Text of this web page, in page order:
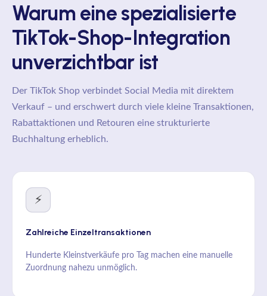
Warum eine spezialisierte
TikTok-Shop-Integration
unverzichtbar ist
Der TikTok Shop verbindet Social Media mit direktem
Verkauf – und erschwert durch viele kleine Transaktionen,
Rabattaktionen und Retouren eine strukturierte
Buchhaltung erheblich.
⚡
Zahlreiche Einzeltransaktionen
Hunderte Kleinstverkäufe pro Tag machen eine manuelle
Zuordnung nahezu unmöglich.